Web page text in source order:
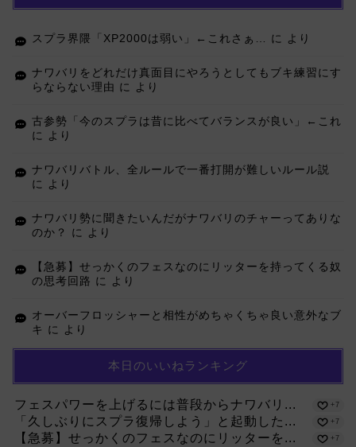
スプラ界隈「XP2000は弱い」←これさぁ… に より
ナワバリをどれだけ真面目にやろうとしてもブキ練習にす
らならない理由 に より
古参勢「今のスプラは昔に比べてバランスが良い」←これ
に より
ナワバリバトル、全ルールで一番打開が難しいルール説
に より
ナワバリ勢に聞きたいんだがナワバリのチャーってありな
のか？
に より
【急募】せっかくのフェスなのにリッターを持ってくる奴
の思考回路 に より
オーバーフロッシャーと相性がめちゃくちゃ良い意外なブ
キ に より
本日のいいねランキング
フェスパワーを上げるには普段からナワバリ... +7
「久しぶりにスプラ復帰しよう」と起動した... +7
【急募】せっかくのフェスなのにリッターを... +7